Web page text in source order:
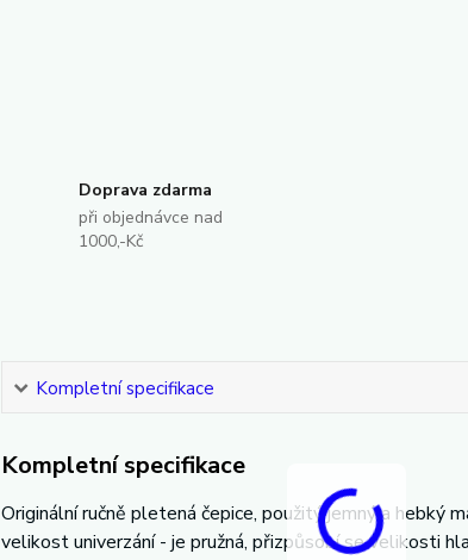
Doprava zdarma
při objednávce nad
1000,-Kč
Kompletní specifikace
Kompletní specifikace
Originální ručně pletená čepice, použitý jemný a hebký
velikost univerzání - je pružná, přizpůsobí se velikosti